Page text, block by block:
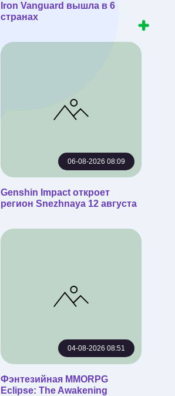
Iron Vanguard вышла в 6
странах
06-08-2026 08:09
Genshin Impact откроет
регион Snezhnaya 12 августа
04-08-2026 08:51
Фэнтезийная MMORPG
Eclipse: The Awakening